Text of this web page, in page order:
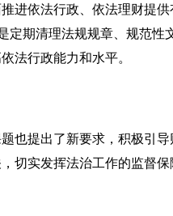
依法行政、依法理财提供
定期清理法规规章、规范
法行政能力和水平。
提出了新要求，积极引导
切实发挥法治工作的监督保